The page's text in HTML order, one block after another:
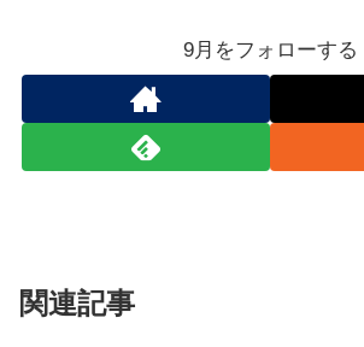
9月をフォローする
関連記事